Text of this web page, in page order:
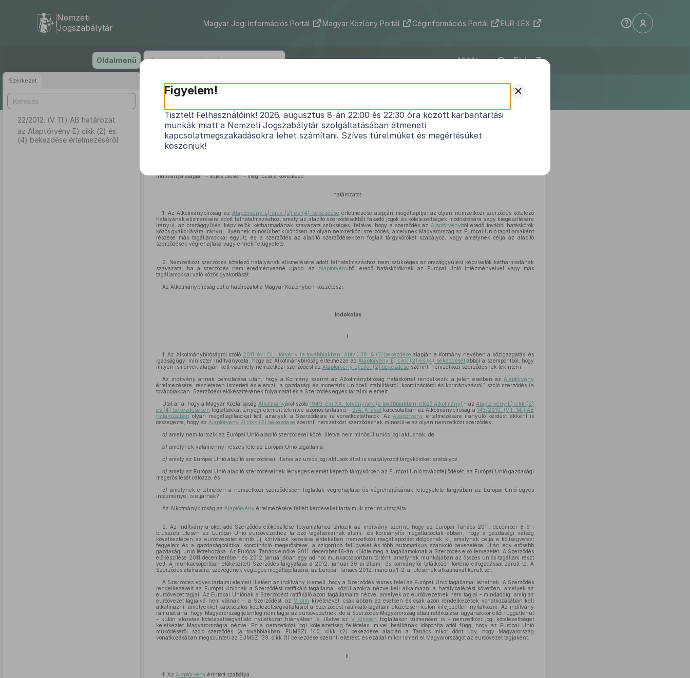
tartalomra
Nemzeti
Jogszabálytár
Magyar Jogi Információs Portál Magyar Közlöny Portál Céginformációs Portál EUR-LEX
Oldalmenü ELI
Szerkezet
22/2012. (V. 11.) AB határozat
az Alaptörvény E) cikk (2) és
(4) bekezdése értelmezéséről
22/2012. (V. 11.) AB határozat
azAlaptörvény E) cikk (2) és (4) bekezdése értelmezéséről
Hatályos: 2012. 05. 11. –
indítványa alapján – teljes ülésen – meghozta a következő
határozatot:
1. Az Alkotmánybíróság az Alaptörvény E) cikk (2) és (4) bekezdése értelmezése alapján megállapítja: az olyan nemzetközi szerződés kötelező
hatályának elismerésére adott felhatalmazáshoz, amely az alapító szerződésekből fakadó jogok és kötelezettségek módosítására vagy kiegészítésére
irányul, az országgyűlési képviselők kétharmadának szavazata szükséges, feltéve, hogy a szerződés az Alaptörvényből eredő további hatáskörök
közös gyakorlására irányul. Ilyennek minősülhet különösen az olyan nemzetközi szerződés, amelynek Magyarország az Európai Unió tagállamaként
részese más tagállamokkal együtt, és a szerződés az alapító szerződésekben foglalt tárgyköröket szabályoz, vagy amelynek célja az alapító
szerződések végrehajtása vagy ennek felügyelete.
2. Nemzetközi szerződés kötelező hatályának elismerésére adott felhatalmazáshoz nem szükséges az országgyűlési képviselők kétharmadának
szavazata, ha a szerződés nem eredményezné újabb, az Alaptörvényből eredő hatásköröknek az Európai Unió intézményeivel vagy más
tagállamokkal való közös gyakorlását.
Az Alkotmánybíróság ezt a határozatot a Magyar Közlönyben közzéteszi.
Indokolás
I.
1. Az Alkotmánybíróságról szóló 2011. évi CLI. törvény (a továbbiakban: Abtv.) 38. § (1) bekezdése alapján a Kormány nevében a közigazgatási és
igazságügyi miniszter indítványozta, hogy az Alkotmánybíróság értelmezze az Alaptörvény E) cikk (2) és (4) bekezdésétabból a szempontból, hogy
milyen ismérvek alapján kell valamely nemzetközi szerződést az Alaptörvény E) cikk (2) bekezdése szerinti nemzetközi szerződésnek tekinteni.
Az indítvány annak bemutatása után, hogy a Kormány szerint az Alkotmánybíróság hatáskörrel rendelkezik a jelen esetben az Alaptörvény
értelmezésére, részletesen ismerteti és elemzi „a gazdasági és monetáris unióbeli stabilitásról, koordinációról és kormányzásról” szóló szerződés (a
továbbiakban: Szerződés) előkészítésének folyamatát és a Szerződés egyes tartalmi elemeit.
Utal arra, hogy a Magyar Köztársaság Alkotmányáról szóló1949. évi XX. törvénynek (a továbbiakban: előző Alkotmány) – az Alaptörvény E) cikk (2)
és (4) bekezdésében foglaltakkal lényegi elemeit tekintve azonos tartalmú – 2/A. §-ával kapcsolatban az Alkotmánybíróság a143/2010. (VII. 14.) AB
határozatban olyan megállapításokat tett, amelyek a Szerződésre is vonatkoztathatók. Az Alaptörvény értelmezésére irányuló kérdést akként is
összegezte, hogy az Alaptörvény E) cikk (2) bekezdése szerinti nemzetközi szerződésnek minősül-e az olyan nemzetközi szerződés
a) amely nem tartozik az Európai Unió alapító szerződései közé, illetve nem minősül uniós jogi aktusnak, de
b) amelynek valamennyi részes fele az Európai Unió tagállama,
c) amely az Európai Unió alapító szerződései, illetve az uniós jogi aktusok által is szabályozott tárgyköröket szabályoz,
d) amely az Európai Unió alapító szerződéseinek lényeges elemét képező tárgykörben az Európai Unió továbbfejlődését, az Európai Unió gazdasági
megerősítését célozza, és
e) amelynek értelmében a nemzetközi szerződésben foglaltak végrehajtása és végrehajtásának felügyelete tárgyában az Európai Unió egyes
intézményei is eljárnak?
Az Alkotmánybíróság az Alaptörvény értelmezésére feltett kérdéseket tartalmuk szerint vizsgálta.
2. Az indítványra okot adó Szerződés előkészítése folyamatához tartozik az indítvány szerint, hogy az Európai Tanács 2011. december 8–9-i
brüsszeli ülésén az Európai Unió euróövezethez tartozó tagállamainak állam- és kormányfői megállapodtak abban, hogy a gazdasági válság
következtében az euróövezetet érintő új kihívások kezelése érdekében nemzetközi megállapodást dolgoznak ki, amelynek célja a költségvetési
fegyelem és a gazdaságpolitikai koordináció megerősítése, a szigorúbb felügyelet és több automatikus szankció bevezetése útján egy erősebb
gazdasági unió létrehozása. Az Európai Tanács elnöke 2011. december 16-án küldte meg a tagállamoknak a Szerződés első tervezetét. A Szerződés
előkészítése 2011 decemberében és 2012 januárjában egy ad hoc munkacsoportban történt, amelynek munkájában az összes uniós tagállam részt
vett. A munkacsoportban előkészített Szerződés tárgyalása a 2012. január 30-ai állam- és kormányfői találkozón történő elfogadással zárult le. A
Szerződés aláírására, szövegének végleges megállapítására, az Európai Tanács 2012. március 1–2-ai ülésének alkalmával került sor.
A Szerződés egyes tartalmi elemeit illetően az indítvány kiemeli, hogy a Szerződés részes felei az Európai Unió tagállamai lehetnek. A Szerződés
rendelkezéseit az Európai Uniónak a Szerződést ratifikáló tagállamai közül azokra nézve kell alkalmazni a hatálybalépést követően, amelyek az
euróövezet tagjai. Az Európai Uniónak a Szerződést ratifikáló azon tagállamaira nézve, amelyek az euróövezetnek nem tagjai – mindaddig, amíg az
euróövezet tagjaivá nem válnak –, a Szerződést, az V. cím kivételével, csak abban az esetben és csak azon rendelkezések vonatkozásában kell
alkalmazni, amelyekkel kapcsolatos kötelezettségvállalásról a Szerződést ratifikáló tagállam előzetesen külön kifejezetten nyilatkozik. Az indítvány
rámutat arra, hogy Magyarország jelenleg nem tagja az euróövezetnek, de a Szerződés Magyarország általi ratifikálása ugyanakkor ettől függetlenül
– külön előzetes kötelezettségvállaló nyilatkozat hiányában is, illetve az V. címben foglaltakon túlmenően is – nemzetközi jogi kötelezettséget
keletkeztet Magyarországra nézve. Ez a nemzetközi jogi kötelezettség feltételes, mivel beálltának időpontja attól függ, hogy az Európai Unió
működéséről szóló szerződés (a továbbiakban: EUMSZ) 140. cikk (2) bekezdése alapján a Tanács mikor dönt úgy, hogy Magyarország
vonatkozásában megszünteti az EUMSZ 139. cikk (1) bekezdése szerinti eltérést, és ezáltal mikor ismeri el Magyarországot az euróövezet tagjaként.
II.
1. Az Alaptörvény érintett szabálya:
+
Figyelem!
Tisztelt Felhasználóink! 2026. augusztus 8-án 22:00 és 22:30 óra között karbantartási
munkák miatt a Nemzeti Jogszabálytár szolgáltatásában átmeneti
kapcsolatmegszakadásokra lehet számítani. Szíves türelmüket és megértésüket
köszönjük!